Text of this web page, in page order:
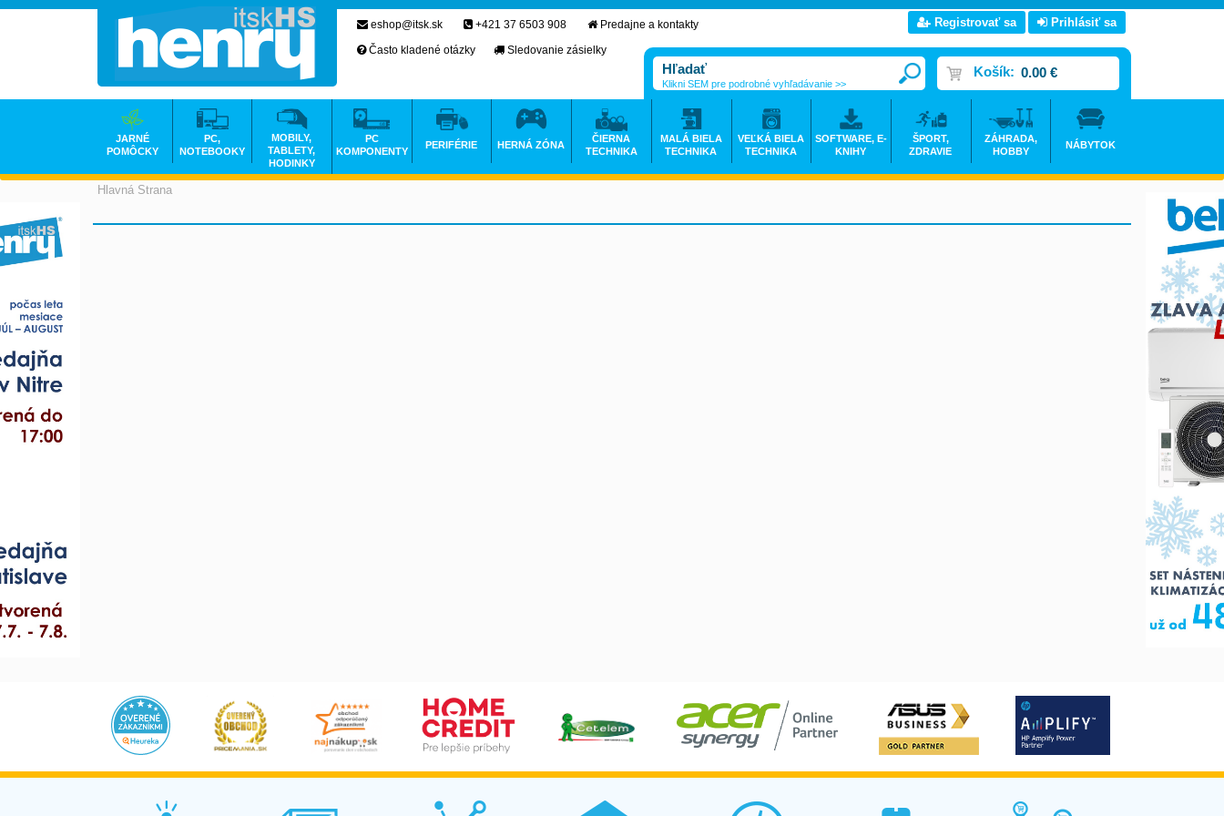
Hlavná Strana
eshop@itsk.sk +421 37 6503 908
Predajne a kontakty
Často kladené otázky
Sledovanie zásielky
Registrovať sa Prihlásiť sa
Košík: 0.00 €
Klikni SEM pre podrobné vyhľadávanie >>
JARNÉ
POMÔCKY
PC,
NOTEBOOKY
MOBILY,
TABLETY,
HODINKY
PC
KOMPONENTY
PERIFÉRIE HERNÁ ZÓNA
ČIERNA
TECHNIKA
MALÁ BIELA
TECHNIKA
VEĽKÁ BIELA
TECHNIKA
SOFTWARE, E-
KNIHY
ŠPORT,
ZDRAVIE
ZÁHRADA,
HOBBY
NÁBYTOK